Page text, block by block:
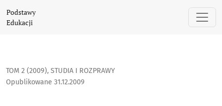
Edukacja dla pokoju – Projekt Międzynarodowej Szkolnej
Podstawy
Edukacji
TOM 2 (2009), STUDIA I ROZPRAWY
Opublikowane 31.12.2009